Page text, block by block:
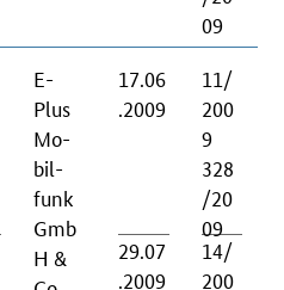
09
E-
Plus
Mo­
bil­
funk
Gmb
H &
17.06
.2009
29.07
.2009
11/
200
9
328
/20
09
14/
200